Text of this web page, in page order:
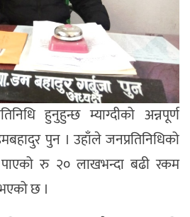
हुनुहुन्छ म्याग्दीको अन्नपूर्ण
पुन । उहाँले जनप्रतिनिधिको
पाएको रु २० लाखभन्दा बढी रकम
छ ।